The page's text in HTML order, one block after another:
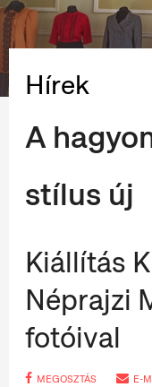
Hírek
A
stílus új
Kiállítás
Néprajzi
fotóival
MEGOSZTÁS E-